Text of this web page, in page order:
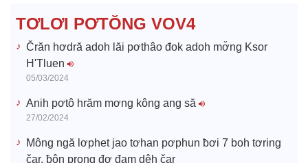
e
TƠLƠI PƠTŎNG VOV4
Črăn hơdră adoh lăi pơthâo đok adoh mơ̆ng Ksor
H'Tluen
05/03/2024
Anih pơtô hrăm mơng kông ang să
27/02/2024
Mông ngă lơphet jao tơhan pơphun ƀơi 7 boh tơring
čar, ƀôn prong đơ đam dêh čar